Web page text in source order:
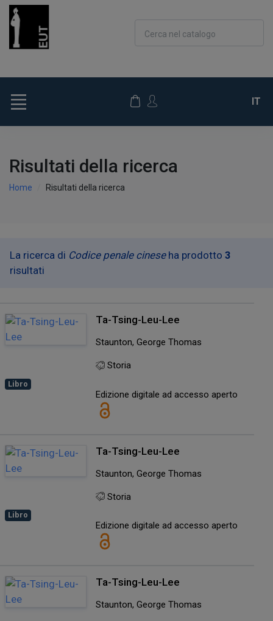
Cerca nel catalogo
IT
Risultati della ricerca
Home Risultati della ricerca
La ricerca di Codice penale cineseha prodotto 3
risultati
Libro
Ta-Tsing-Leu-Lee
Staunton, George Thomas
Storia
Edizione digitale ad accesso aperto
Libro
Ta-Tsing-Leu-Lee
Staunton, George Thomas
Storia
Edizione digitale ad accesso aperto
Ta-Tsing-Leu-Lee
Staunton, George Thomas